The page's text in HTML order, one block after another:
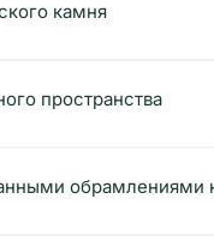
камня
пространства
обрамлениями